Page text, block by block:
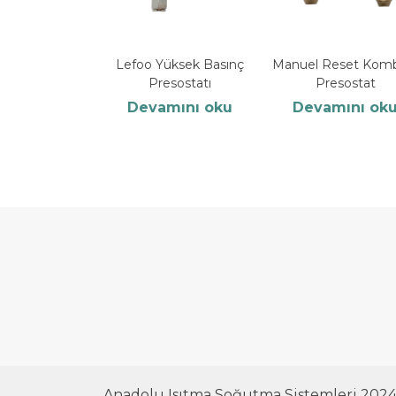
Lefoo Yüksek Basınç
Presostatı
Devamını oku
Manuel Reset
Presostat
Devamını oku